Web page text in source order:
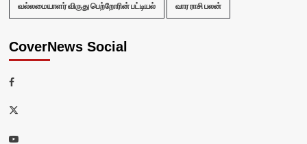
வல்லமையாளர் விருது பெற்றோரின் பட்டியல் வார ராசி பலன்
CoverNews Social
Facebook
Twitter
Youtube